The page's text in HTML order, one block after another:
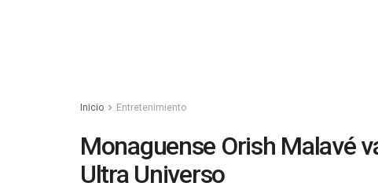
Inicio Entretenimiento
Monaguense Orish Malavé
Ultra Universo